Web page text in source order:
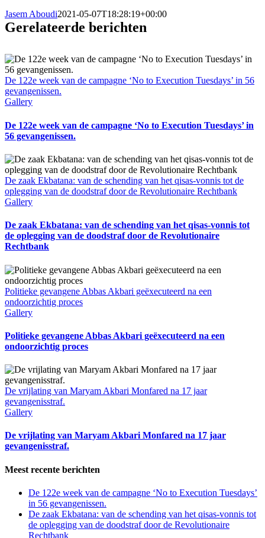
Jasem Aboudi2021-05-07T18:28:19+00:00
Gerelateerde berichten
De 122e week van de campagne ‘No to Execution Tuesdays’ in 56
gevangenissen.
Gallery
De 122e week van de campagne ‘No to Execution Tuesdays’ in
56 gevangenissen.
De zaak Ekbatana: van de schending van het qisas-vonnis tot de
oplegging van de doodstraf door de Revolutionaire Rechtbank
Gallery
De zaak Ekbatana: van de schending van het qisas-vonnis tot
de oplegging van de doodstraf door de Revolutionaire
Rechtbank
Politieke gevangene Abbas Akbari geëxecuteerd na een
ondoorzichtig proces
Gallery
Politieke gevangene Abbas Akbari geëxecuteerd na een
ondoorzichtig proces
De vrijlating van Maryam Akbari Monfared na 17 jaar
gevangenisstraf.
Gallery
De vrijlating van Maryam Akbari Monfared na 17 jaar
gevangenisstraf.
Meest recente berichten
De 122e week van de campagne ‘No to Execution Tuesdays’
in 56 gevangenissen.
De zaak Ekbatana: van de schending van het qisas-vonnis tot
de oplegging van de doodstraf door de Revolutionaire
Rechtbank